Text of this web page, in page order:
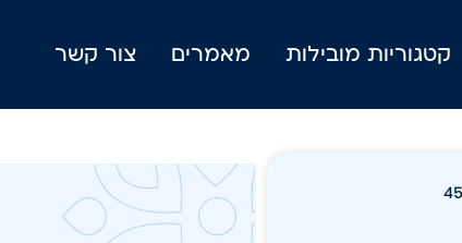
קטגוריות מובילות מאמרים צור קשר